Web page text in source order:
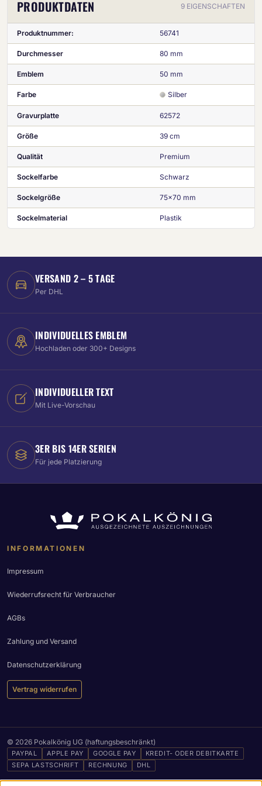
PRODUKTDATEN 9 EIGENSCHAFTEN
Produktnummer: 56741
Durchmesser 80 mm
Emblem 50 mm
Farbe Silber
Gravurplatte 62572
Größe 39 cm
Qualität Premium
Sockelfarbe Schwarz
Sockelgröße 75x70 mm
Sockelmaterial Plastik
VERSAND 2 – 5 TAGE
Per DHL
INDIVIDUELLES EMBLEM
Hochladen oder 300+ Designs
INDIVIDUELLER TEXT
Mit Live-Vorschau
3ER BIS 14ER SERIEN
Für jede Platzierung
INFORMATIONEN
Impressum
Wiederrufsrecht für Verbraucher
AGBs
Zahlung und Versand
Datenschutzerklärung
Vertrag widerrufen
© 2026 Pokalkönig UG (haftungsbeschränkt)
PAYPAL APPLE PAY GOOGLE PAY
KREDIT- ODER DEBITKARTE
SEPA LASTSCHRIFT
RECHNUNG DHL